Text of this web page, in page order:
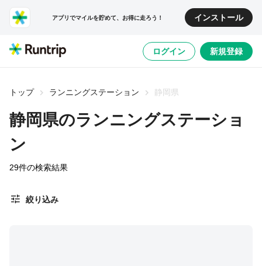
アプリでマイルを貯めて、お得に走ろう！ インストール
ログイン 新規登録
トップ ランニングステーション 静岡県
静岡県のランニングステーショ
ン
29件の検索結果
絞り込み